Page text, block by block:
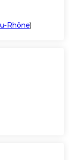
Rhône)